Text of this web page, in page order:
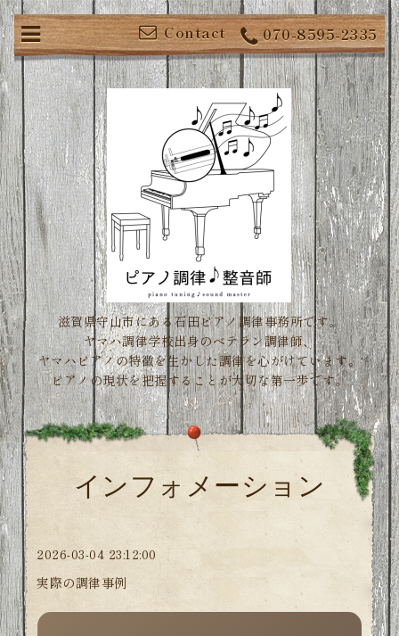
070-8595-2335
Contact
滋賀県守山市にある石田ピアノ調律事務所です。
ヤマハ調律学校出身のベテラン調律師、
ヤマハピアノの特徴を生かした調律を心がけています。
ピアノの現状を把握することが大切な第一歩です。
インフォメーション
2026-03-04 23:12:00
実際の調律事例